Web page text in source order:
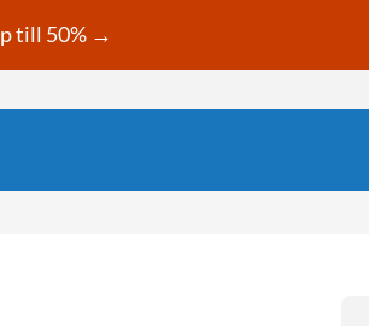
till 50% →